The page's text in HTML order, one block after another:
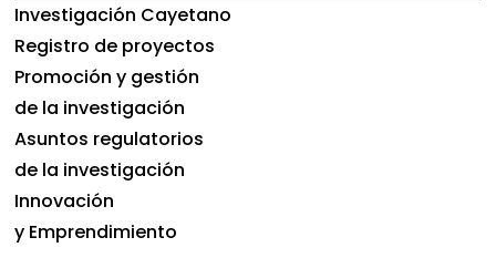
Investigación Cayetano
Registro de proyectos
Promoción y gestión
de la investigación
Asuntos regulatorios
de la investigación
Innovación
y Emprendimiento